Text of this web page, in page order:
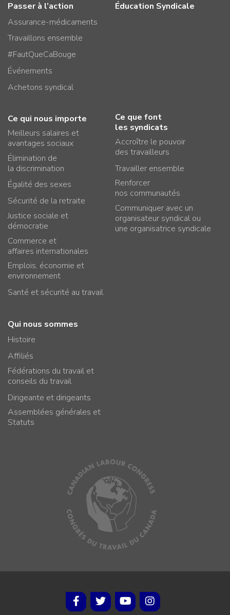
Passer à l’action
Assurance-médicaments
Travaillons ensemble
#FautQueCaBouge
Événements
Achetons syndical
Éducation Syndicale
Ce qui nous importe
Meilleurs salaires et
avantages sociaux
Élimination de
la discrimination
Égalité des sexes
Sécurité de la retraite
Justice sociale et
démocratie
Commerce et
affaires internationales
Emplois, économie et
environnement
Santé et sécurité au travail
Ce que font
les syndicats
Accroître le pouvoir
des travailleurs
Travailler ensemble
Renforcer
nos communautés
Communiquer avec un
organisateur syndical ou
une organisatrice syndicale
Qui nous sommes
Histoire
Affiliés
Fédérations du travail et
conseils du travail
Dirigeante et dirigeants
Assemblées générales et
Statuts